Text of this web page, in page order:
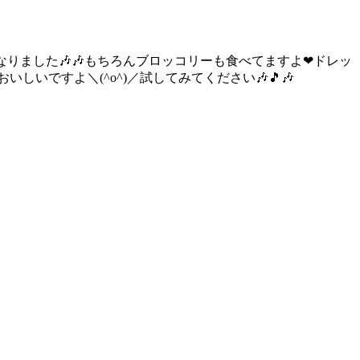
ました🎶🎶もちろんブロッコリーも食べてますよ❤ドレッ
しいですよ＼(^o^)／試してみてください🎶🎵🎶